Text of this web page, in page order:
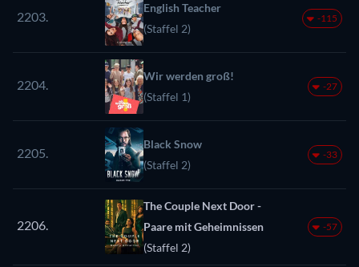
2203.
English Teacher
(Staffel 2)
-115
2204.
Wir werden groß!
(Staffel 1)
-27
2205.
Black Snow
(Staffel 2)
-33
2206.
The Couple Next Door -
Paare mit Geheimnissen
(Staffel 2)
-57